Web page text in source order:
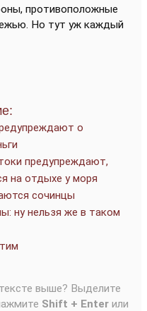
противоположные
Но тут уж каждый
о
предупреждают,
на отдыхе у моря
сочинцы
ну нельзя же в таком
выше? Выделите
Shift + Enter или